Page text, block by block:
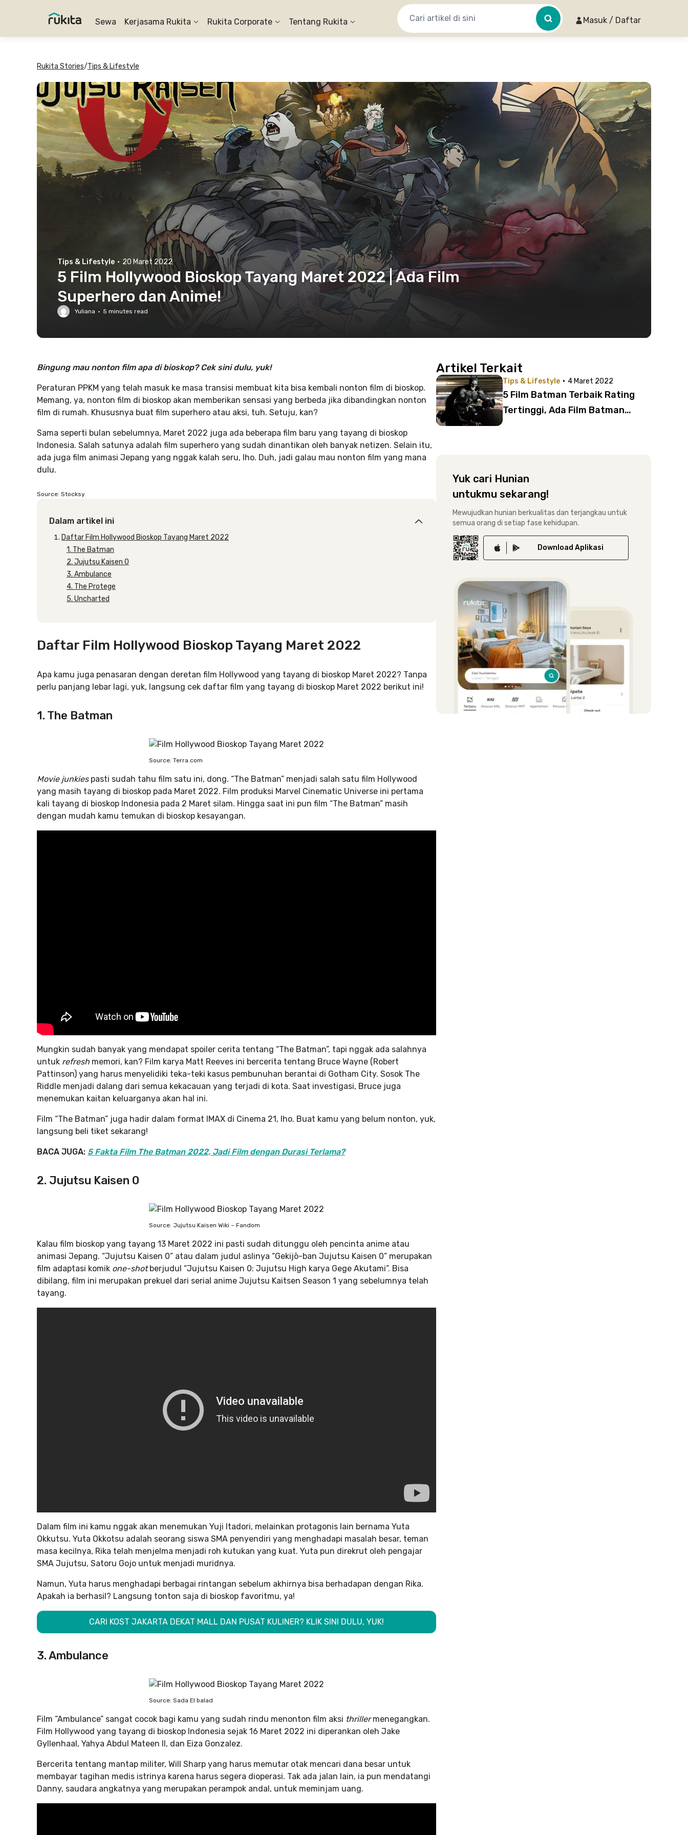
Sewa Kerjasama Rukita Rukita Corporate Tentang Rukita Masuk / Daftar
Rukita Stories/Tips & Lifestyle
Tips & Lifestyle · 20 Maret 2022
5 Film Hollywood Bioskop Tayang Maret 2022 | Ada Film
Superhero dan Anime!
Yuliana · 5 minutes read
Bingung mau nonton film apa di bioskop? Cek sini dulu, yuk!
Peraturan PPKM yang telah masuk ke masa transisi membuat kita bisa kembali nonton film di bioskop.
Memang, ya, nonton film di bioskop akan memberikan sensasi yang berbeda jika dibandingkan nonton
film di rumah. Khususnya buat film superhero atau aksi, tuh. Setuju, kan?
Sama seperti bulan sebelumnya, Maret 2022 juga ada beberapa film baru yang tayang di bioskop
Indonesia. Salah satunya adalah film superhero yang sudah dinantikan oleh banyak netizen. Selain itu,
ada juga film animasi Jepang yang nggak kalah seru, lho. Duh, jadi galau mau nonton film yang mana
dulu.
Source: Stocksy
Dalam artikel ini
Daftar Film Hollywood Bioskop Tayang Maret 2022
1. The Batman
2. Jujutsu Kaisen 0
3. Ambulance
4. The Protege
5. Uncharted
Daftar Film Hollywood Bioskop Tayang Maret 2022
Apa kamu juga penasaran dengan deretan film Hollywood yang tayang di bioskop Maret 2022? Tanpa
perlu panjang lebar lagi, yuk, langsung cek daftar film yang tayang di bioskop Maret 2022 berikut ini!
1. The Batman
Source: Terra.com
Movie junkiespasti sudah tahu film satu ini, dong. “The Batman” menjadi salah satu film Hollywood
yang masih tayang di bioskop pada Maret 2022. Film produksi Marvel Cinematic Universe ini pertama
kali tayang di bioskop Indonesia pada 2 Maret silam. Hingga saat ini pun film “The Batman” masih
dengan mudah kamu temukan di bioskop kesayangan.
Mungkin sudah banyak yang mendapat spoiler cerita tentang “The Batman”, tapi nggak ada salahnya
untuk refresh memori, kan? Film karya Matt Reeves ini bercerita tentang Bruce Wayne (Robert
Pattinson) yang harus menyelidiki teka-teki kasus pembunuhan berantai di Gotham City. Sosok The
Riddle menjadi dalang dari semua kekacauan yang terjadi di kota. Saat investigasi, Bruce juga
menemukan kaitan keluarganya akan hal ini.
Film “The Batman” juga hadir dalam format IMAX di Cinema 21, lho. Buat kamu yang belum nonton, yuk,
langsung beli tiket sekarang!
BACA JUGA: 5 Fakta Film The Batman 2022, Jadi Film dengan Durasi Terlama?
2. Jujutsu Kaisen 0
Source: Jujutsu Kaisen Wiki – Fandom
Kalau film bioskop yang tayang 13 Maret 2022 ini pasti sudah ditunggu oleh pencinta anime atau
animasi Jepang. “Jujutsu Kaisen 0” atau dalam judul aslinya “Gekijō-ban Jujutsu Kaisen 0” merupakan
film adaptasi komik one-shotberjudul “Jujutsu Kaisen 0: Jujutsu High karya Gege Akutami”. Bisa
dibilang, film ini merupakan prekuel dari serial anime Jujutsu Kaitsen Season 1 yang sebelumnya telah
tayang.
Dalam film ini kamu nggak akan menemukan Yuji Itadori, melainkan protagonis lain bernama Yuta
Okkutsu. Yuta Okkotsu adalah seorang siswa SMA penyendiri yang menghadapi masalah besar, teman
masa kecilnya, Rika telah menjelma menjadi roh kutukan yang kuat. Yuta pun direkrut oleh pengajar
SMA Jujutsu, Satoru Gojo untuk menjadi muridnya.
Namun, Yuta harus menghadapi berbagai rintangan sebelum akhirnya bisa berhadapan dengan Rika.
Apakah ia berhasil? Langsung tonton saja di bioskop favoritmu, ya!
CARI KOST JAKARTA DEKAT MALL DAN PUSAT KULINER? KLIK SINI DULU, YUK!
3. Ambulance
Source: Sada El balad
Film “Ambulance” sangat cocok bagi kamu yang sudah rindu menonton film aksi thrillermenegangkan.
Film Hollywood yang tayang di bioskop Indonesia sejak 16 Maret 2022 ini diperankan oleh Jake
Gyllenhaal, Yahya Abdul Mateen II, dan Eiza Gonzalez.
Bercerita tentang mantap militer, Will Sharp yang harus memutar otak mencari dana besar untuk
membayar tagihan medis istrinya karena harus segera dioperasi. Tak ada jalan lain, ia pun mendatangi
Danny, saudara angkatnya yang merupakan perampok andal, untuk meminjam uang.
Artikel Terkait
Tips & Lifestyle · 4 Maret 2022
5 Film Batman Terbaik Rating
Tertinggi, Ada Film Batman
Yuk cari Hunian
untukmu sekarang!
Mewujudkan hunian berkualitas dan terjangkau untuk
semua orang di setiap fase kehidupan.
Download Aplikasi